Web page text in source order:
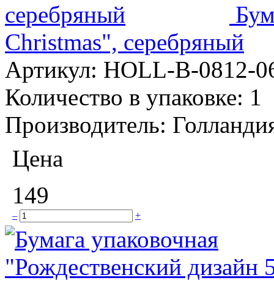
Christmas", серебряный
Артикул: HOLL-B-0812-
Количество в упаковке: 1
Производитель:
Цена
149
– +